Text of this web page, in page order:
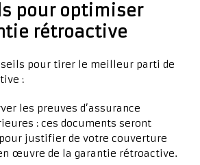
pour optimiser
rétroactive
pour tirer le meilleur parti de
:
les preuves d’assurance
: ces documents seront
justifier de votre couverture
œuvre de la garantie rétroactive.